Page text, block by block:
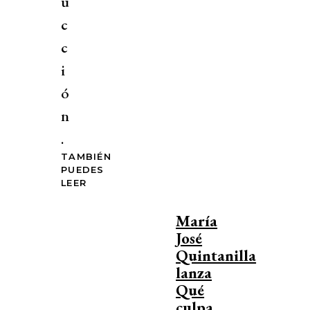
c
c
i
ó
n
.
TAMBIÉN
PUEDES
LEER
María
José
Quintanilla
lanza
Qué